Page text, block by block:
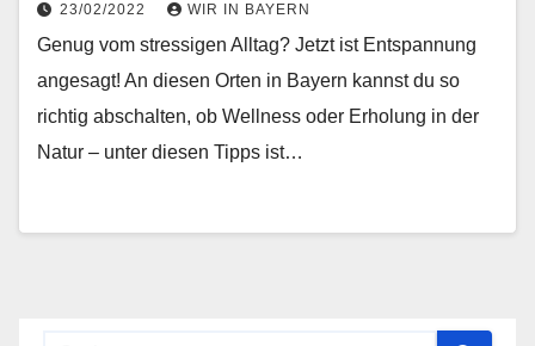
23/02/2022 WIR IN BAYERN
Genug vom stressigen Alltag? Jetzt ist Entspannung
angesagt! An diesen Orten in Bayern kannst du so
richtig abschalten, ob Wellness oder Erholung in der
Natur – unter diesen Tipps ist…